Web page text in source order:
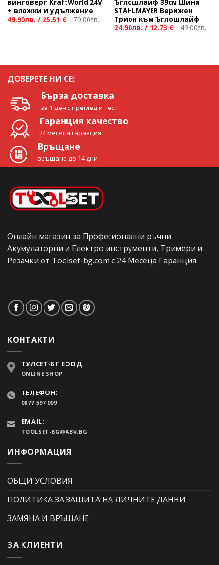
винтоверт KraftWorld 24V
+ вложки и удължение
49.90лв. / 25.51 € 79.00лв.
Ъглошлайф 39см Шина
STAHLMAYER Верижен
Трион към Ъглошлайф
24.90лв. / 12.73 € 49.00лв.
ДОВЕРЕТЕ НИ СЕ:
Бърза доставка
за 1 ден с преглед и тест
Гаранция качество
24 месеца гаранция
Връщане
връщане до 14 дни
Онлайн магазин за Професионални ръчни
Акумулаторни и Електро инструменти, Тримери и
Резачки от Toolset-bg.com с 24 Месеца Гаранция.
КОНТАКТИ
ТУЛСЕТ-БГ ЕООД
ONLINE SHOP
ТЕЛЕФОН:
0877 597 009
EMAIL:
TOOLSET-BG@ABV.BG
ИНФОРМАЦИЯ
ОБЩИ УСЛОВИЯ
ПОЛИТИКА ЗА ЗАЩИТА НА ЛИЧНИТЕ ДАННИ
ЗАМЯНА И ВРЪЩАНЕ
ЗА КЛИЕНТИ